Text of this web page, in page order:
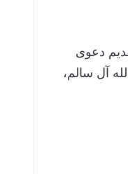
دعوى
آل سالم،